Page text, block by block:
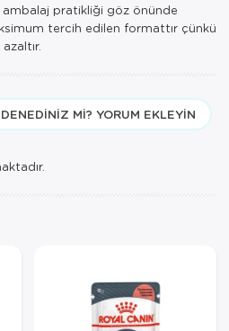
pratikliği göz önünde
tercih edilen formattır çünkü
MI? YORUM EKLEYIN